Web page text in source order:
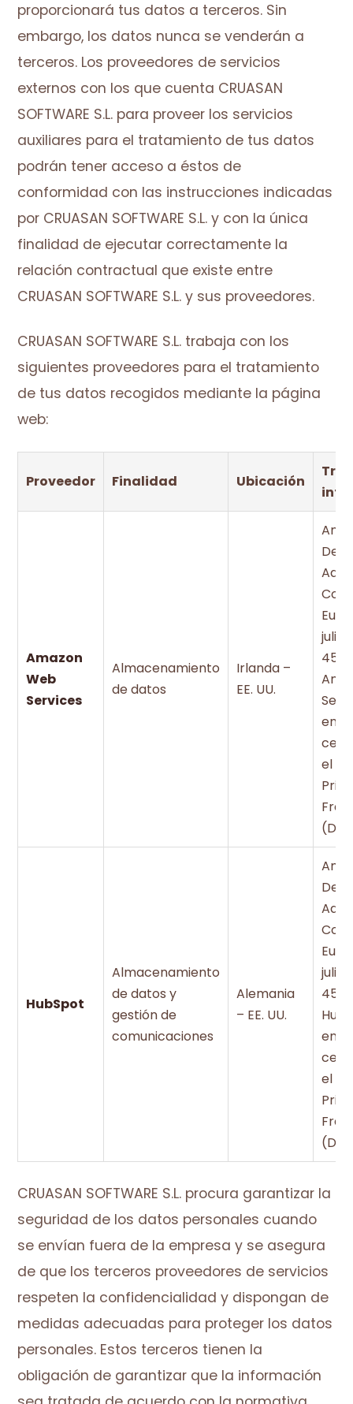
proporcionará tus datos a terceros. Sin
embargo, los datos nunca se venderán a
terceros. Los proveedores de servicios
externos con los que cuenta CRUASAN
SOFTWARE S.L. para proveer los servicios
auxiliares para el tratamiento de tus datos
podrán tener acceso a éstos de
conformidad con las instrucciones indicadas
por CRUASAN SOFTWARE S.L. y con la única
finalidad de ejecutar correctamente la
relación contractual que existe entre
CRUASAN SOFTWARE S.L. y sus proveedores.
CRUASAN SOFTWARE S.L. trabaja con los
siguientes proveedores para el tratamiento
de tus datos recogidos mediante la página
web:
Proveedor Finalidad Ubicación
Amazon
Web
Services
Almacenamiento
de datos
Irlanda –
EE. UU.
julio
45
el
HubSpot
Almacenamiento
de datos y
gestión de
comunicaciones
Alemania
– EE. UU.
julio
45
el
CRUASAN SOFTWARE S.L. procura garantizar la
seguridad de los datos personales cuando
se envían fuera de la empresa y se asegura
de que los terceros proveedores de servicios
respeten la confidencialidad y dispongan de
medidas adecuadas para proteger los datos
personales. Estos terceros tienen la
obligación de garantizar que la información